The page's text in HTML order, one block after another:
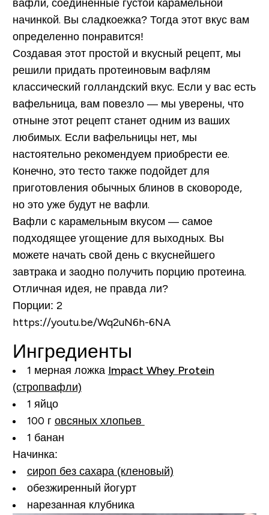
вафли, соединенные густой карамельной
начинкой. Вы сладкоежка? Тогда этот вкус вам
определенно понравится!
Создавая этот простой и вкусный рецепт, мы
решили придать протеиновым вафлям
классический голландский вкус. Если у вас есть
вафельница, вам повезло — мы уверены, что
отныне этот рецепт станет одним из ваших
любимых. Если вафельницы нет, мы
настоятельно рекомендуем приобрести ее.
Конечно, это тесто также подойдет для
приготовления обычных блинов в сковороде,
но это уже будут не вафли.
Вафли с карамельным вкусом — самое
подходящее угощение для выходных. Вы
можете начать свой день с вкуснейшего
завтрака и заодно получить порцию протеина.
Отличная идея, не правда ли?
Порции: 2
https://youtu.be/Wq2uN6h-6NA
Ингредиенты
1 мерная ложка Impact Whey Protein
(стропвафли)
1 яйцо
100 г овсяных хлопьев
1 банан
Начинка:
сироп без сахара (кленовый)
обезжиренный йогурт
нарезанная клубника